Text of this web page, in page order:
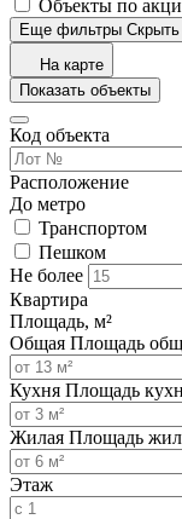
Объекты по
Еще фильтры Скрыть
На карте
Показать объекты
Код объекта
Расположение
До метро
Транспортом
Пешком
Не более
Квартира
Площадь, м²
Общая Площадь
Кухня Площадь
Жилая Площадь
Этаж